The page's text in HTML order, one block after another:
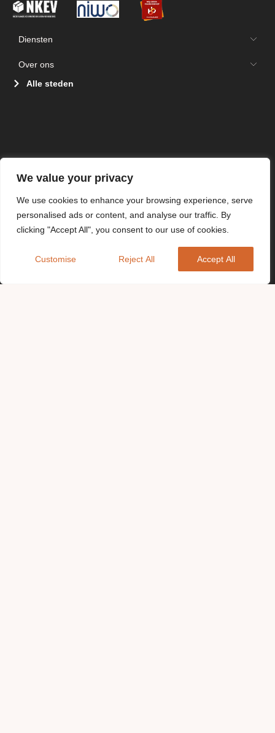
We value your privacy
We use cookies to enhance your browsing experience, serve
personalised ads or content, and analyse our traffic. By
clicking "Accept All", you consent to our use of cookies.
Customise Reject All Accept All
Diensten
Over ons
Alle steden